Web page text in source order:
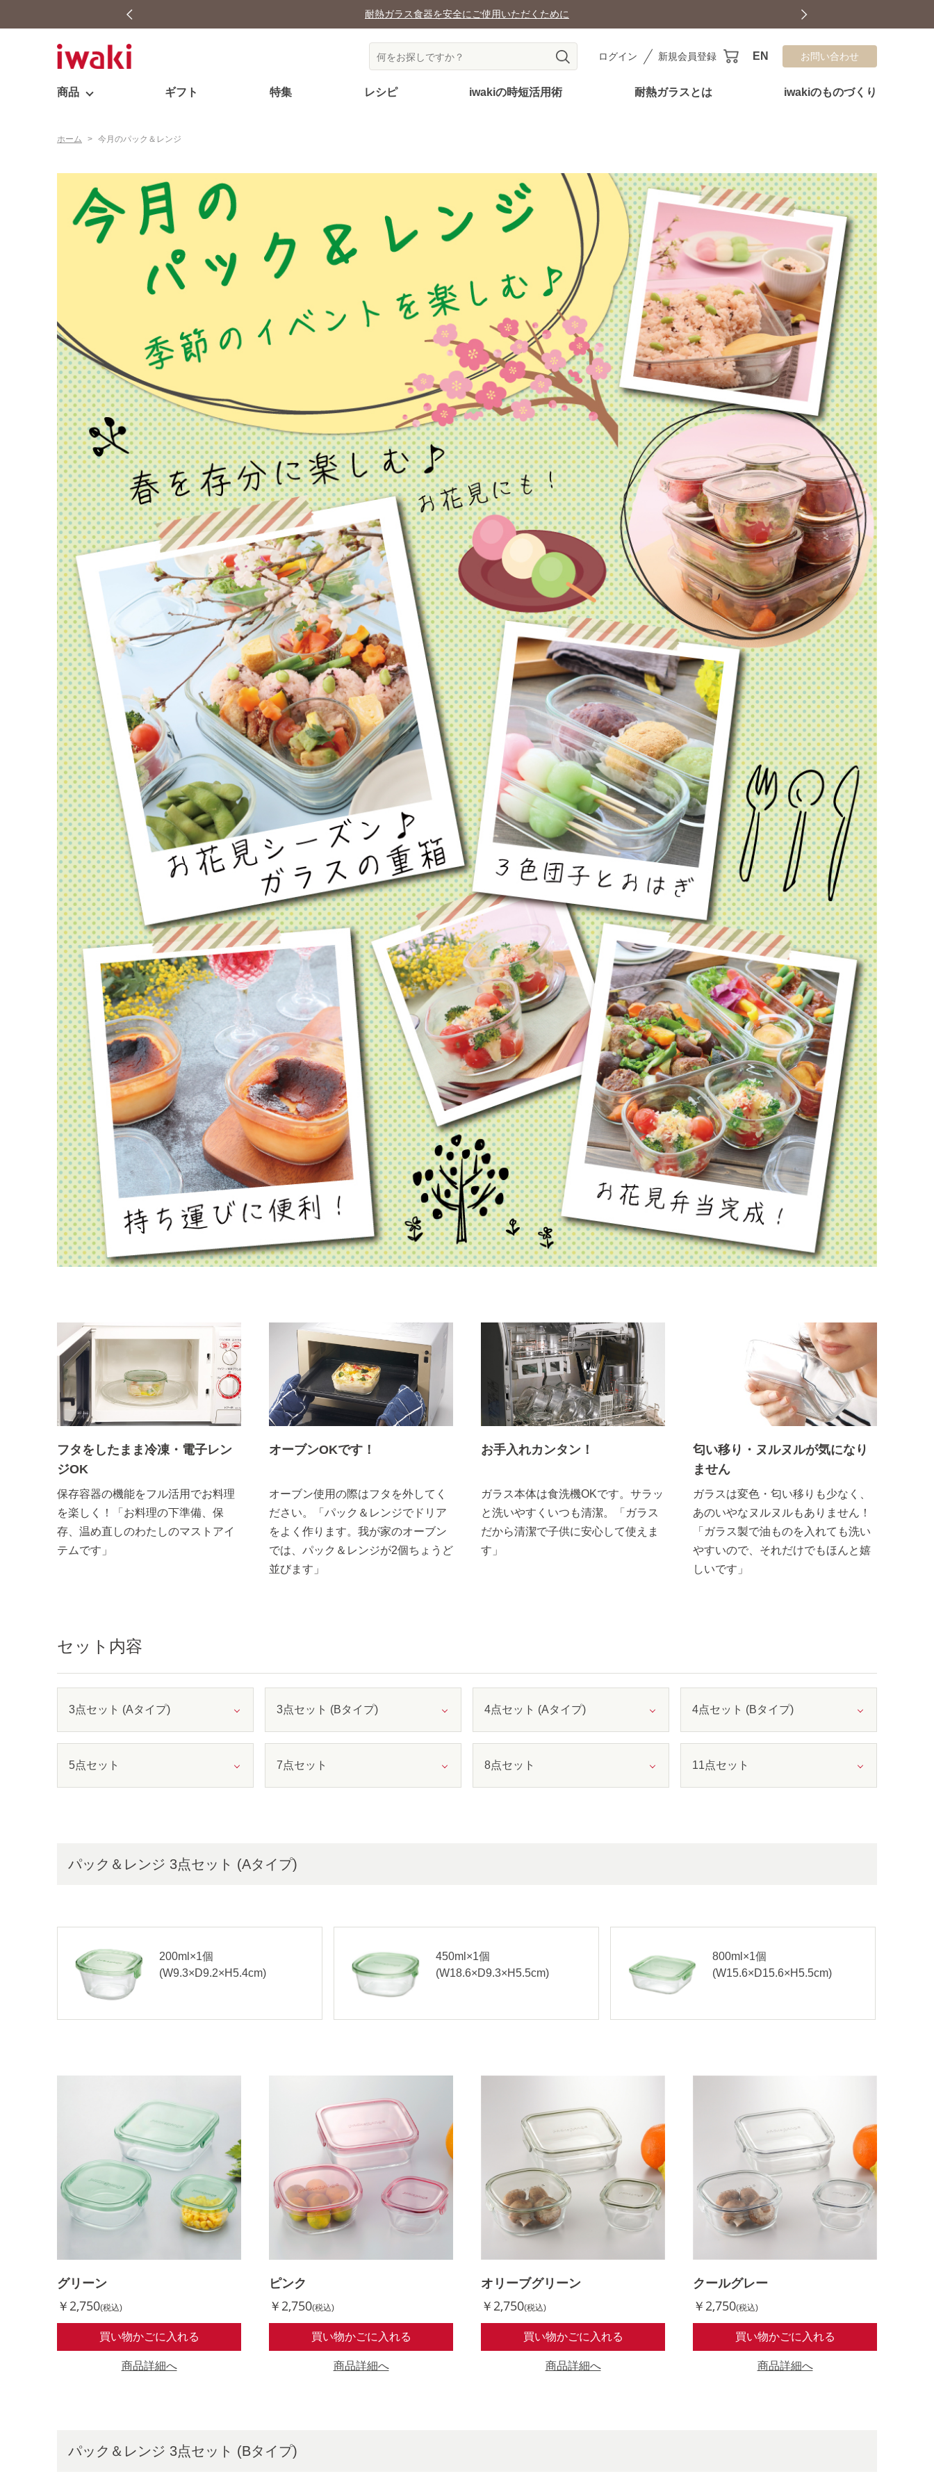
耐熱ガラス食器を安全にご使用いただくために
ログイン 新規会員登録 EN お問い合わせ
商品 ギフト 特集 レシピ iwakiの時短活用術 耐熱ガラスとは iwakiのものづくり
ホーム > 今月のパック＆レンジ
フタをしたまま冷凍・電子レン
ジOK
保存容器の機能をフル活用でお料理
を楽しく！「お料理の下準備、保
存、温め直しのわたしのマストアイ
テムです」
オーブンOKです！
オーブン使用の際はフタを外してく
ださい。「パック＆レンジでドリア
をよく作ります。我が家のオーブン
では、パック＆レンジが2個ちょうど
並びます」
お手入れカンタン！
ガラス本体は食洗機OKです。サラッ
と洗いやすくいつも清潔。「ガラス
だから清潔で子供に安心して使えま
す」
匂い移り・ヌルヌルが気になり
ません
ガラスは変色・匂い移りも少なく、
あのいやなヌルヌルもありません！
「ガラス製で油ものを入れても洗い
やすいので、それだけでもほんと嬉
しいです」
セット内容
3点セット (Aタイプ) 3点セット (Bタイプ) 4点セット (Aタイプ) 4点セット (Bタイプ)
5点セット 7点セット 8点セット 11点セット
パック＆レンジ 3点セット (Aタイプ)
200ml×1個
(W9.3×D9.2×H5.4cm)
450ml×1個
(W18.6×D9.3×H5.5cm)
800ml×1個
(W15.6×D15.6×H5.5cm)
グリーン
￥2,750(税込)
買い物かごに入れる
商品詳細へ
ピンク
￥2,750(税込)
買い物かごに入れる
商品詳細へ
オリーブグリーン
￥2,750(税込)
買い物かごに入れる
商品詳細へ
クールグレー
￥2,750(税込)
買い物かごに入れる
商品詳細へ
パック＆レンジ 3点セット (Bタイプ)